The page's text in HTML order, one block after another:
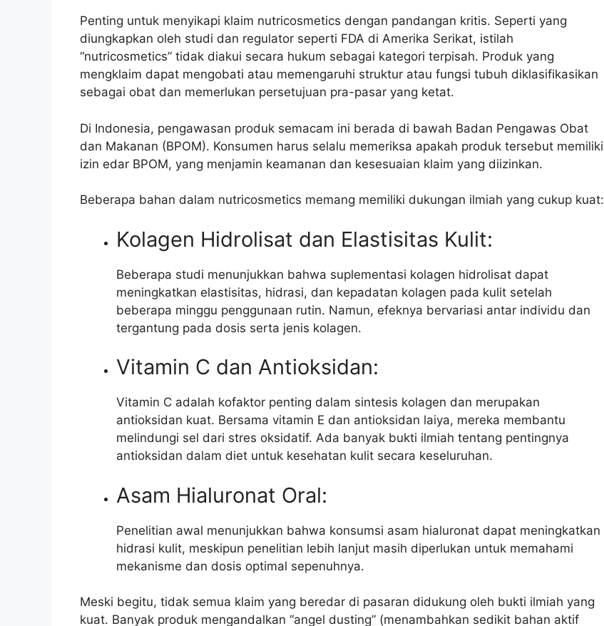
Penting untuk menyikapi klaim nutricosmetics dengan pandangan kritis. Seperti yang
diungkapkan oleh studi dan regulator seperti FDA di Amerika Serikat, istilah
“nutricosmetics” tidak diakui secara hukum sebagai kategori terpisah. Produk yang
mengklaim dapat mengobati atau memengaruhi struktur atau fungsi tubuh diklasifikasikan
sebagai obat dan memerlukan persetujuan pra-pasar yang ketat.
Di Indonesia, pengawasan produk semacam ini berada di bawah Badan Pengawas Obat
dan Makanan (BPOM). Konsumen harus selalu memeriksa apakah produk tersebut memiliki
izin edar BPOM, yang menjamin keamanan dan kesesuaian klaim yang diizinkan.
Beberapa bahan dalam nutricosmetics memang memiliki dukungan ilmiah yang cukup kuat:
Kolagen Hidrolisat dan Elastisitas Kulit:
Beberapa studi menunjukkan bahwa suplementasi kolagen hidrolisat dapat
meningkatkan elastisitas, hidrasi, dan kepadatan kolagen pada kulit setelah
beberapa minggu penggunaan rutin. Namun, efeknya bervariasi antar individu dan
tergantung pada dosis serta jenis kolagen.
Vitamin C dan Antioksidan:
Vitamin C adalah kofaktor penting dalam sintesis kolagen dan merupakan
antioksidan kuat. Bersama vitamin E dan antioksidan laiya, mereka membantu
melindungi sel dari stres oksidatif. Ada banyak bukti ilmiah tentang pentingnya
antioksidan dalam diet untuk kesehatan kulit secara keseluruhan.
Asam Hialuronat Oral:
Penelitian awal menunjukkan bahwa konsumsi asam hialuronat dapat meningkatkan
hidrasi kulit, meskipun penelitian lebih lanjut masih diperlukan untuk memahami
mekanisme dan dosis optimal sepenuhnya.
Meski begitu, tidak semua klaim yang beredar di pasaran didukung oleh bukti ilmiah yang
kuat. Banyak produk mengandalkan “angel dusting” (menambahkan sedikit bahan aktif